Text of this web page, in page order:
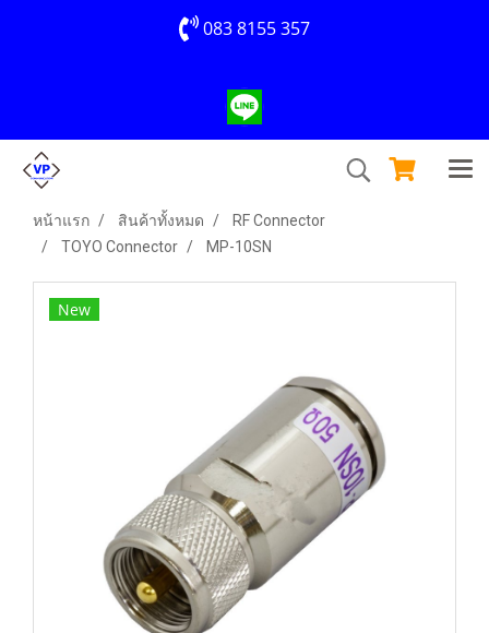
083 8155 357
หน้าแรก สินค้าทั้งหมด
RF Connector
TOYO Connector
MP-10SN
New